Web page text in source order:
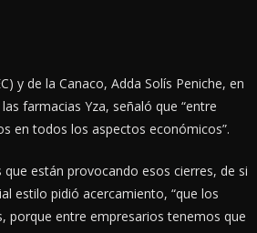
y de la Canaco, Adda Solís Peniche, en
farmacias Yza, señaló que “entre
en todos los aspectos económicos”.
están provocando esos cierres, de si
estilo pidió acercamiento, “que los
porque entre empresarios tenemos que